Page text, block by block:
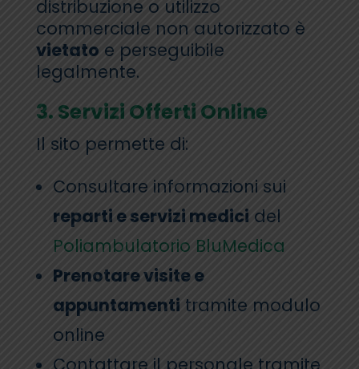
distribuzione o utilizzo
commerciale non autorizzato è
vietato e perseguibile
legalmente.
3. Servizi Offerti Online
Il sito permette di:
Consultare informazioni sui
reparti e servizi medici del
Poliambulatorio BluMedica
Prenotare visite e
appuntamenti tramite modulo
online